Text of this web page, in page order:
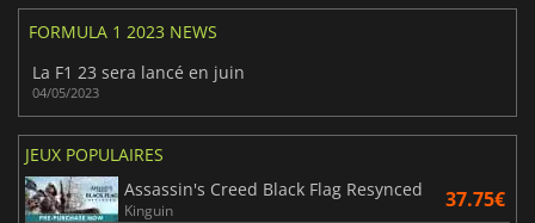
FORMULA 1 2023 NEWS
La F1 23 sera lancé en juin
04/05/2023
JEUX POPULAIRES
Assassin's Creed Black Flag Resynced
Kinguin 37.75€